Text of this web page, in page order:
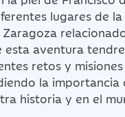
lugares de
esta aventura
retos y
la importancia
historia y en el